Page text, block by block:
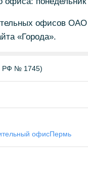
офисов
«Города».
РФ № 1745)
офисПермь